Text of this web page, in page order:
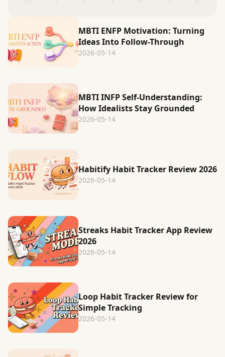
MBTI ENFP Motivation: Turning
Ideas Into Follow-Through
2026-05-14
MBTI INFP Self-Understanding:
How Idealists Stay Grounded
2026-05-14
Habitify Habit Tracker Review 2026
2026-05-14
Streaks Habit Tracker App Review
2026
2026-05-14
Loop Habit Tracker Review for
Simple Tracking
2026-05-14